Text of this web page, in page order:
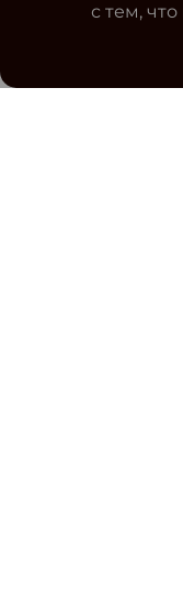
с тем,